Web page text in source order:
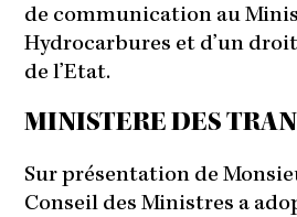
de communication au
Hydrocarbures et d’un
de l’Etat.
MINISTERE DES
Sur présentation de
Conseil des Ministres a